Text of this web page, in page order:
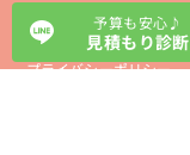
会社概要
プライバシーポリシー
予算も安心♪
見積もり診断